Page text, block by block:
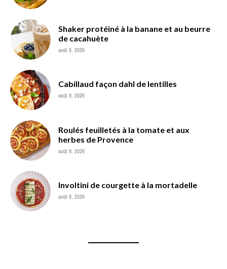
Shaker protéiné à la banane et au beurre
de cacahuète
août 8, 2026
Cabillaud façon dahl de lentilles
août 8, 2026
Roulés feuilletés à la tomate et aux
herbes de Provence
août 8, 2026
Involtini de courgette à la mortadelle
août 8, 2026